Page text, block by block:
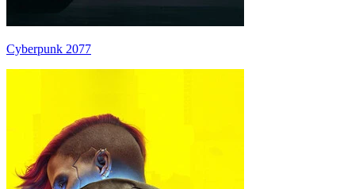
Cyberpunk 2077